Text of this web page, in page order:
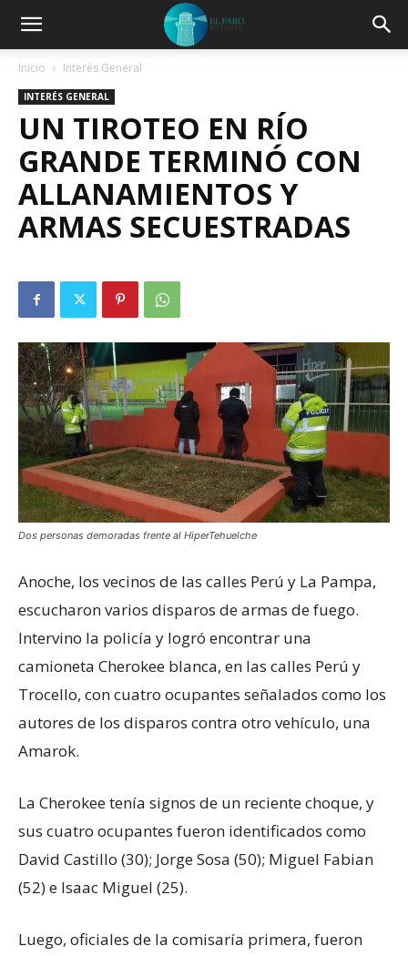
Inicio Interés General
INTERÉS GENERAL
UN TIROTEO EN RÍO
GRANDE TERMINÓ CON
ALLANAMIENTOS Y
ARMAS SECUESTRADAS
Dos personas demoradas frente al HiperTehuelche
Anoche, los vecinos de las calles Perú y La Pampa,
escucharon varios disparos de armas de fuego.
Intervino la policía y logró encontrar una
camioneta Cherokee blanca, en las calles Perú y
Trocello, con cuatro ocupantes señalados como los
autores de los disparos contra otro vehículo, una
Amarok.
La Cherokee tenía signos de un reciente choque, y
sus cuatro ocupantes fueron identificados como
David Castillo (30); Jorge Sosa (50); Miguel Fabian
(52) e Isaac Miguel (25).
Luego, oficiales de la comisaría primera, fueron